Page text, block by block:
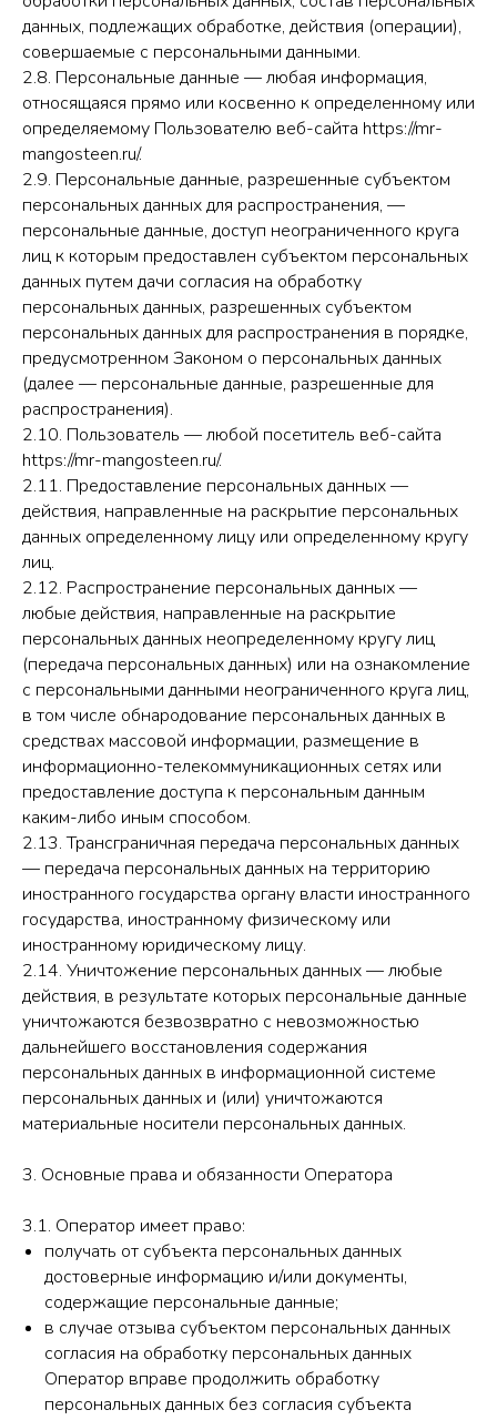
данных, подлежащих обработке, действия (операции),
совершаемые с персональными данными.
2.8. Персональные данные — любая информация,
относящаяся прямо или косвенно к определенному или
определяемому Пользователю веб-сайта https://mr-
mangosteen.ru/.
2.9. Персональные данные, разрешенные субъектом
персональных данных для распространения, —
персональные данные, доступ неограниченного круга
лиц к которым предоставлен субъектом персональных
данных путем дачи согласия на обработку
персональных данных, разрешенных субъектом
персональных данных для распространения в порядке,
предусмотренном Законом о персональных данных
(далее — персональные данные, разрешенные для
распространения).
2.10. Пользователь — любой посетитель веб-сайта
https://mr-mangosteen.ru/.
2.11. Предоставление персональных данных —
действия, направленные на раскрытие персональных
данных определенному лицу или определенному кругу
лиц.
2.12. Распространение персональных данных —
любые действия, направленные на раскрытие
персональных данных неопределенному кругу лиц
(передача персональных данных) или на ознакомление
с персональными данными неограниченного круга лиц,
в том числе обнародование персональных данных в
средствах массовой информации, размещение в
информационно-телекоммуникационных сетях или
предоставление доступа к персональным данным
каким-либо иным способом.
2.13. Трансграничная передача персональных данных
— передача персональных данных на территорию
иностранного государства органу власти иностранного
государства, иностранному физическому или
иностранному юридическому лицу.
2.14. Уничтожение персональных данных — любые
действия, в результате которых персональные данные
уничтожаются безвозвратно с невозможностью
дальнейшего восстановления содержания
персональных данных в информационной системе
персональных данных и (или) уничтожаются
материальные носители персональных данных.
3. Основные права и обязанности Оператора
3.1. Оператор имеет право:
получать от субъекта персональных данных
достоверные информацию и/или документы,
содержащие персональные данные;
в случае отзыва субъектом персональных данных
согласия на обработку персональных данных
Оператор вправе продолжить обработку
персональных данных без согласия субъекта